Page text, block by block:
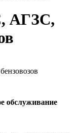
АГЗС,
обслуживание